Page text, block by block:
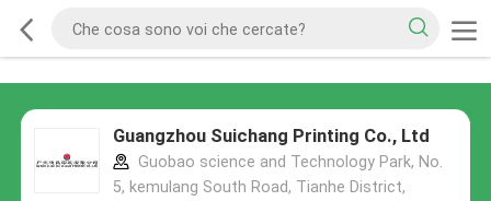
Guangzhou Suichang Printing Co., Ltd
Guobao science and Technology Park, No.
5, kemulang South Road, Tianhe District,